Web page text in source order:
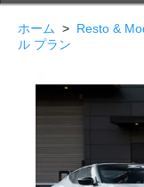
ホーム > Resto &
ル プラン